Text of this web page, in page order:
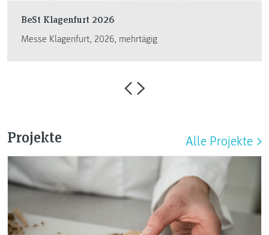
BeSt Klagenfurt 2026
Messe Klagenfurt, 2026, mehrtägig
Projekte Alle Projekte